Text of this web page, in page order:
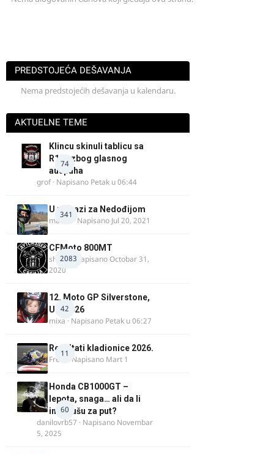
PREDSTOJEĆA DEŠAVANJA
Nema predstojećih dešavanja u kalendaru.
AKTUELNE TEME
74
Klincu skinuli tablicu sa
R125 zbog glasnog
auspuha
grof· Napisano Petak u 06:44
341
U potrazi za Nedođijom
makikt · Napisano Jul 20, 2021
2083
CFMoto 800MT
shlem· NapisanoOctobar 31,
2020
42
12. Moto GP Silverstone,
UK, 2026
mixa · Napisano Petak u 06:27
11
Rezultati kladionice 2026.
Fredi · Napisano Mart 1
60
Honda CB1000GT –
lepota, snaga… ali da li
ima dušu za put?
danilovrb57 · Napisano Novembar
5, 2025